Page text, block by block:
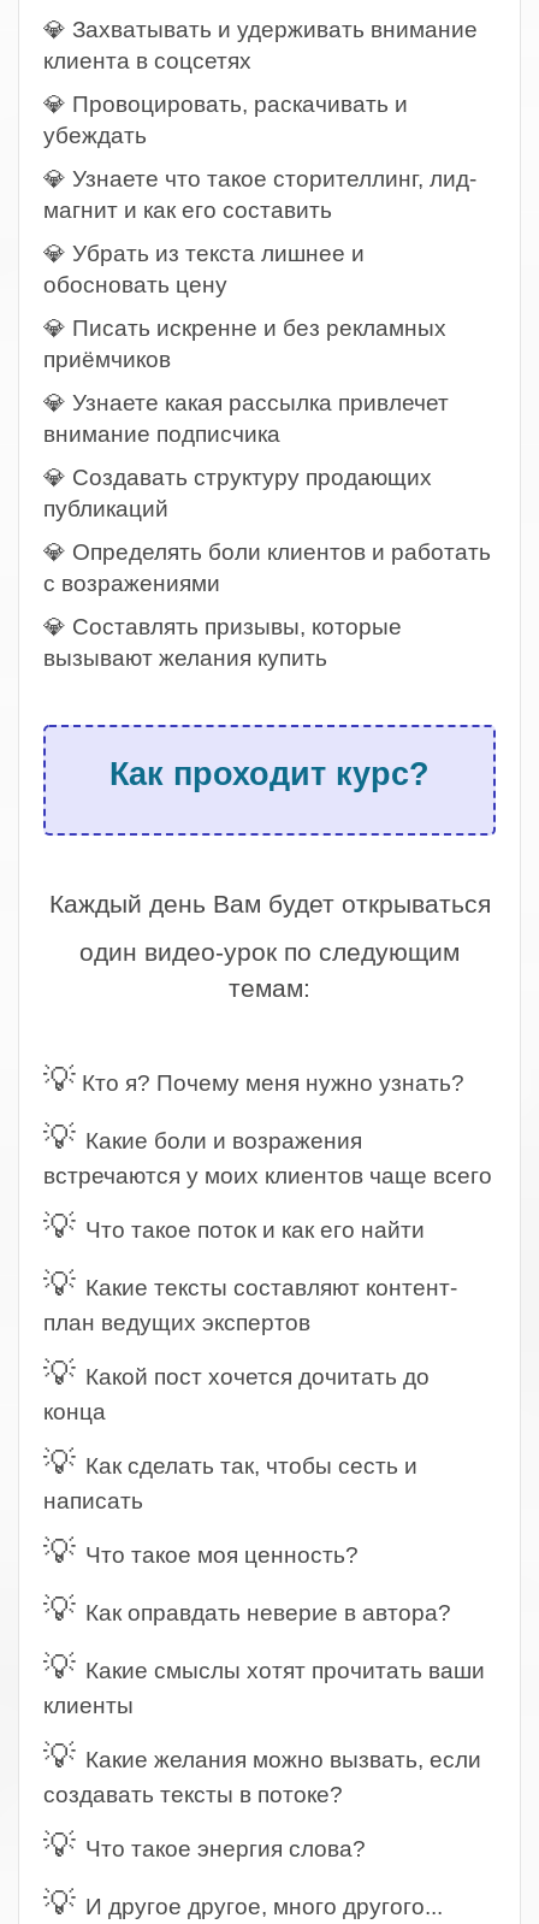
💎 Захватывать и удерживать внимание
клиента в соцсетях
💎 Провоцировать, раскачивать и
убеждать
💎 Узнаете что такое сторителлинг, лид-
магнит и как его составить
💎 Убрать из текста лишнее и
обосновать цену
💎 Писать искренне и без рекламных
приёмчиков
💎 Узнаете какая рассылка привлечет
внимание подписчика
💎 Создавать структуру продающих
публикаций
💎 Определять боли клиентов и работать
с возражениями
💎 Составлять призывы, которые
вызывают желания купить
Как проходит курс?
Каждый день Вам будет открываться
один видео-урок по следующим
темам:
💡 Кто я? Почему меня нужно узнать?
💡 Какие боли и возражения
встречаются у моих клиентов чаще всего
💡 Что такое поток и как его найти
💡 Какие тексты составляют контент-
план ведущих экспертов
💡 Какой пост хочется дочитать до
конца
💡 Как сделать так, чтобы сесть и
написать
💡 Что такое моя ценность?
💡 Как оправдать неверие в автора?
💡 Какие смыслы хотят прочитать ваши
клиенты
💡 Какие желания можно вызвать, если
создавать тексты в потоке?
💡 Что такое энергия слова?
💡 И другое другое, много другого...